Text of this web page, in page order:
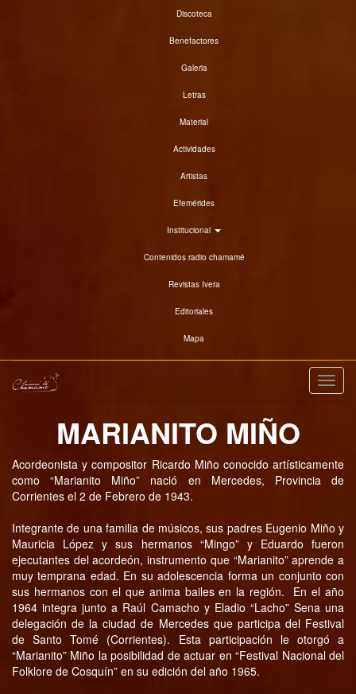
Discoteca
Benefactores
Galeria
Letras
Material
Actividades
Artistas
Efemérides
Institucional
Contenidos radio chamamé
Revistas Ivera
Editoriales
Mapa
MARIANITO MIÑO
Acordeonista y compositor Ricardo Miño conocido artísticamente
como “Marianito Miño” nació en Mercedes, Provincia de
Corrientes el 2 de Febrero de 1943.
Integrante de una familia de músicos, sus padres Eugenio Miño y
Mauricia López y sus hermanos “Mingo” y Eduardo fueron
ejecutantes del acordeón, instrumento que “Marianito” aprende a
muy temprana edad. En su adolescencia forma un conjunto con
sus hermanos con el que anima bailes en la región. En el año
1964 integra junto a Raúl Camacho y Eladio “Lacho” Sena una
delegación de la ciudad de Mercedes que participa del Festival
de Santo Tomé (Corrientes). Esta participación le otorgó a
“Marianito” Miño la posibilidad de actuar en “Festival Nacional del
Folklore de Cosquín” en su edición del año 1965.